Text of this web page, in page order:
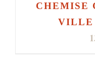
CHEMISE
VILLE